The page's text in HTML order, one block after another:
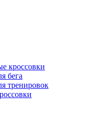
кроссовки
бега
тренировок